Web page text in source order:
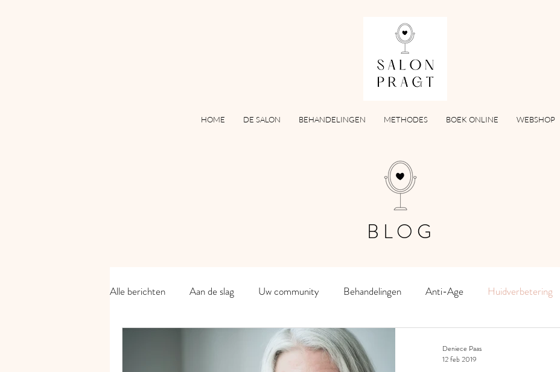
HOME DE SALON BEHANDELINGEN METHODES BOEK ONLINE WEBSHOP
Alle berichten Aan de slag Uw community Behandelingen Anti-Age Huidverbetering
Deniece Paas
12 feb 2019
BLOG